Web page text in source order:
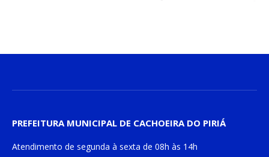
PREFEITURA MUNICIPAL DE CACHOEIRA DO PIRIÁ
Atendimento de segunda à sexta de 08h às 14h